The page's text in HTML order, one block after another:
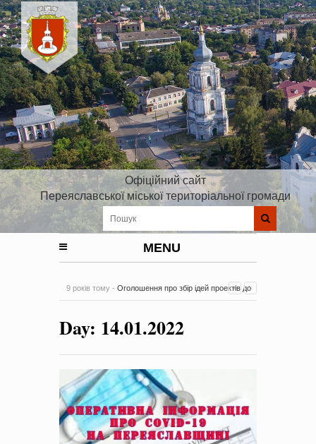
Офіційний сайт
Переяславської міської територіальної громади
MENU
9 років тому - Оголошення про збір ідей проектів до
на період 2018 – 2020 роки Оголошення про збір ідей
проектів
-0 Коментарів
Day: 14.01.2022